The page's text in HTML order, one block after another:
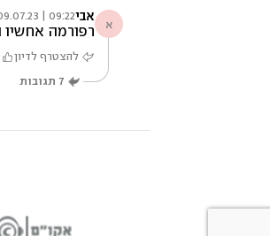
א אבי09:22 | 09.07.23
רפורמה אחשיו
להצטרף לדיון
7 תגובות